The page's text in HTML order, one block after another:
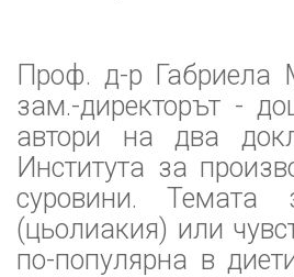
Проф. д-р Габриела
зам.-директорът -
автори на два
Института за
суровини. Темата
(цьолиакия) или
по-популярна в